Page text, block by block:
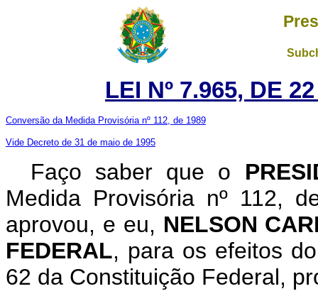
LEI Nº 7.965, DE
Conversão da Medida Provisória nº 112, de 1989
Vide Decreto de 31 de maio de 1995
Faço saber que o
Medida Provisória nº 112,
aprovou, e eu, NELSON
FEDERAL, para os efeitos
62 da Constituição Federal,